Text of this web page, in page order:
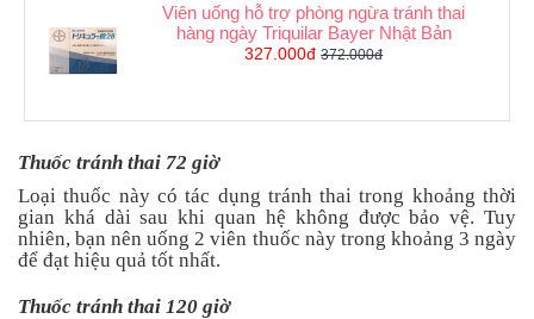
Viên uống hỗ trợ phòng ngừa tránh thai
hàng ngày Triquilar Bayer Nhật Bản
327.000đ372.000đ
Thuốc tránh thai 72 giờ
Loại thuốc này có tác dụng tránh thai trong khoảng thời
gian khá dài sau khi quan hệ không được bảo vệ. Tuy
nhiên, bạn nên uống 2 viên thuốc này trong khoảng 3 ngày
để đạt hiệu quả tốt nhất.
Thuốc tránh thai 120 giờ